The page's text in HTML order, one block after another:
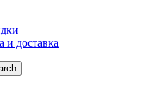
и доставка